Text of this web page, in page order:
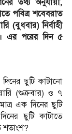
তথ্য অনুযায়ী,
পবিত্র শবেবরাত
(বুধবার) নির্বাহী
এর পরের দিন ৫
ছুটি কাটানো
(শুক্রবার) ও ৭
এক দিনের ছুটি
ছুটি কাটাতে
শতাংশ?